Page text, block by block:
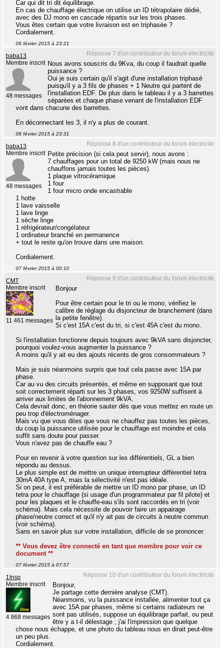
Car qui dit tri dit équilibrage.
En cas de chauffage électrique on utilise un ID tétrapolaire dédié,
avec des DJ mono en cascade répartis sur les trois phases.
Vous êtes certain que votre livraison est en triphasée ?
Cordialement.
06 février 2015 à 23:21
Réponse 7 d'un contributeur du forum électricité
baba13
Membre inscrit
48 messages
Nous avons souscris du 9Kva, du coup il faudrait quelle
puissance ?
Oui je suis certain qu'il s'agit d'une installation triphasé
puisqu'il y a 3 fils de phases + 1 Neutre qui partent de
l'installation EDF. De plus dans le tableau il y a 3 barrettes
séparées et chaque phase venant de l'installation EDF
vont dans chacune des barrettes.
En déconnectant les 3, il n'y a plus de courant.
06 février 2015 à 23:31
Réponse 8 d'un contributeur du forum électricité
baba13
Membre inscrit
48 messages
Petite précision (si cela peut servir), nous avons :
7 chauffages pour un total de 9250 kW (mais nous ne
chauffons jamais toutes les pièces).
1 plaque vitrocéramique
1 four
1 four micro onde encastrable
1 hotte
1 lave vaisselle
1 lave linge
1 sèche linge
1 réfrigérateur/congélateur
1 ordinateur branché en permanence
+ tout le reste qu'on trouve dans une maison.
Cordialement.
07 février 2015 à 00:10
Réponse 9 d'un contributeur du forum électricité
CMT
Membre inscrit
11 461 messages
Bonjour
Pour être certain pour le tri ou le mono, vérifiez le
calibre de réglage du disjoncteur de branchement (dans
la petite fenêtre).
Si c'est 15A c'est du tri, si c'est 45A c'est du mono.
Si l'installation fonctionne depuis toujours avec 9kVA sans disjoncter,
pourquoi voulez-vous augmenter la puissance ?
A moins qu'il y ait eu des ajouts récents de gros consommateurs ?
Mais je suis néanmoins surpris que tout cela passe avec 15A par
phase.
Car au vu des circuits présentés, et même en supposant que tout
soit correctement réparti sur les 3 phases, vos 9250W suffisent à
arriver aux limites de l'abonnement 9kVA.
Cela devrait donc, en théorie sauter dès que vous mettez en route un
peu trop d'électroménager.
Mais vu que vous dites que vous ne chauffez pas toutes les pièces,
du coup la puissance utilisée pour le chauffage est moindre et cela
suffit sans doute pour passer.
Vous n'avez pas de chauffe eau ?
Pour en revenir à votre question sur les différentiels, GL a bien
répondu au dessus.
Le plus simple est de mettre un unique interrupteur différentiel tetra
30mA 40A type A, mais la sélectivité n'est pas idéale.
Si on peut, il est préférable de mettre un ID mono par phase, un ID
tetra pour le chauffage (si usage d'un programmateur par fil pilote) et
pour les plaques et le chauffe-eau s'ils sont raccordés en tri (voir
schéma). Mais cela nécessite de pouvoir faire un appairage
phase/neutre correct et qu'il n'y ait pas de circuits à neutre commun
(voir schéma).
Sans en savoir plus sur votre installation, difficile de se prononcer.
** Vous devez être connecté en tant que membre pour voir ce
document **
07 février 2015 à 07:57
Réponse 10 d'un contributeur du forum électricité
1Insp
Membre inscrit
4 868 messages
Bonjour,
Je partage cette dernière analyse (CMT).
Néanmoins, vu la puissance installée, alimenter tout ça
avec 15A par phases, même si certains radiateurs ne
sont pas utilisés, suppose un équilibrage parfait, ou peut
être y a t-il délestage ; j'ai l'impression que quelque
chose nous échappe, et une photo du tableau nous en dirait peut-être
un peu plus.
Cordialement.